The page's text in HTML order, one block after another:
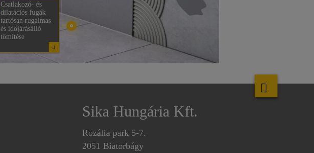
Csatlakozó- és
dilatációs fugák
tartósan rugalmas
és időjárásálló
tömítése
Sika Hungária Kft.
Rozália park 5-7.
2051 Biatorbágy